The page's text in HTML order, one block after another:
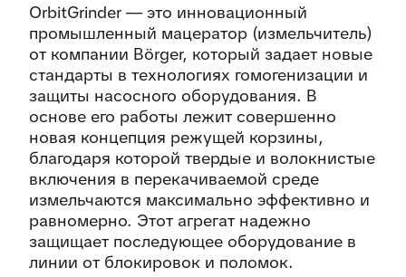
OrbitGrinder — это инновационный
промышленный мацератор (измельчитель)
от компании Börger, который задает новые
стандарты в технологиях гомогенизации и
защиты насосного оборудования. В
основе его работы лежит совершенно
новая концепция режущей корзины,
благодаря которой твердые и волокнистые
включения в перекачиваемой среде
измельчаются максимально эффективно и
равномерно. Этот агрегат надежно
защищает последующее оборудование в
линии от блокировок и поломок.